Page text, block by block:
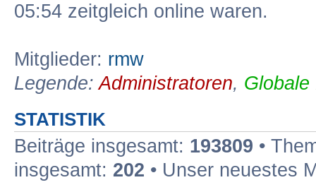
05:54 zeitgleich online waren.
Mitglieder: rmw
Legende:Administratoren, Globale
STATISTIK
Beiträge insgesamt: 193809 •
insgesamt: 202 • Unser neuestes